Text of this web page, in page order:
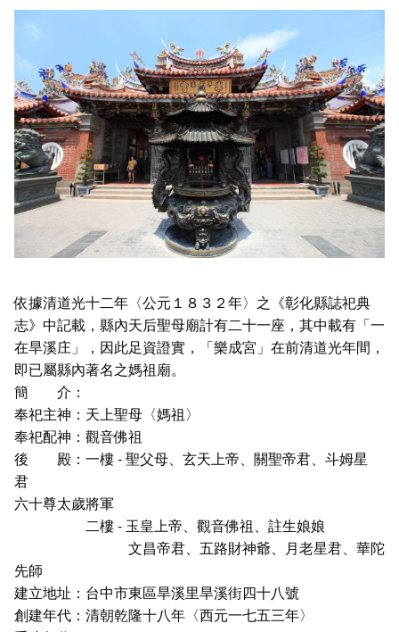
依據清道光十二年〈公元１８３２年〉之《彰化縣誌祀典
志》中記載，縣內天后聖母廟計有二十一座，其中載有「一
在旱溪庄」，因此足資證實，「樂成宮」在前清道光年間，
即已屬縣內著名之媽祖廟。
簡 介：
奉祀主神：天上聖母〈媽祖〉
奉祀配神：觀音佛祖
後 殿：一樓 - 聖父母、玄天上帝、關聖帝君、斗姆星
君
六十尊太歲將軍
二樓 - 玉皇上帝、觀音佛祖、註生娘娘
文昌帝君、五路財神爺、月老星君、華陀
先師
建立地址：台中市東區旱溪里旱溪街四十八號
創建年代：清朝乾隆十八年〈西元一七五三年〉